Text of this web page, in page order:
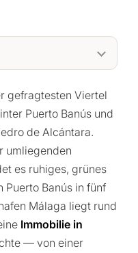
gefragtesten Viertel
Puerto Banús und
de Alcántara.
umliegenden
es ruhiges, grünes
Puerto Banús in fünf
Málaga liegt rund
Immobilie in
— von einer